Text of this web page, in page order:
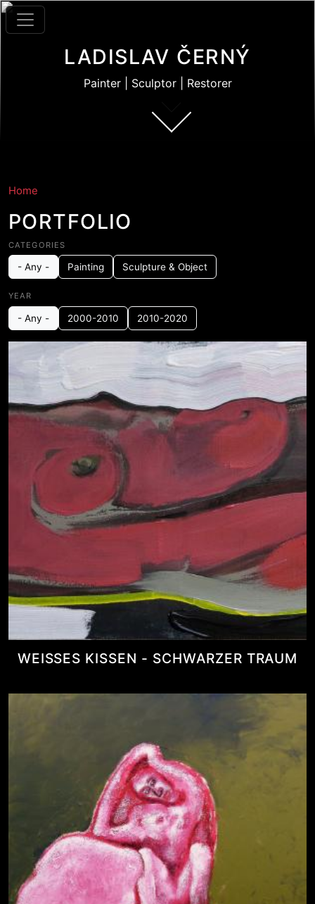
Skip to main content
LADISLAV ČERNÝ
Painter | Sculptor | Restorer
Home
PORTFOLIO
CATEGORIES
- Any - Painting Sculpture & Object
YEAR
- Any - 2000-2010 2010-2020
WEISSES KISSEN - SCHWARZER TRAUM